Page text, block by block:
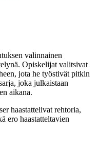
valinnainen
Opiskelijat valitsivat
jota he työstivät pitkin
joka julkaistaan
aikana.
haastattelivat rehtoria,
ero haastatteltavien